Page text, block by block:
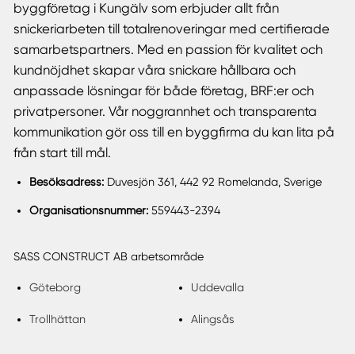
byggföretag i Kungälv som erbjuder allt från
snickeriarbeten till totalrenoveringar med certifierade
samarbetspartners. Med en passion för kvalitet och
kundnöjdhet skapar våra snickare hållbara och
anpassade lösningar för både företag, BRF:er och
privatpersoner. Vår noggrannhet och transparenta
kommunikation gör oss till en byggfirma du kan lita på
från start till mål.
Besöksadress:Duvesjön 361, 442 92 Romelanda, Sverige
Organisationsnummer: 559443-2394
SASS CONSTRUCT AB arbetsområde
Göteborg Uddevalla
Trollhättan Alingsås